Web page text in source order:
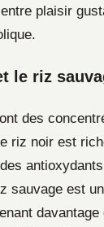
plaisir
le riz
des
riz noir est
sauvage est
davantage